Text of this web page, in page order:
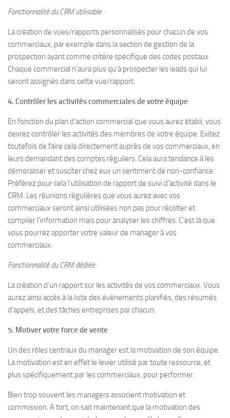
Fonctionnalité du CRM utilisable :
La création de vues/rapports personnalisés pour chacun de vos
commerciaux, par exemple dans la section de gestion de la
prospection ayant comme critère spécifique des codes postaux.
Chaque commercial n’aura plus qu’à prospecter les leads qui lui
seront assignés dans cette vue/rapport.
4. Contrôler les activités commerciales de votre équipe
En fonction du plan d’action commercial que vous aurez établi, vous
devrez contrôler les activités des membres de votre équipe. Evitez
toutefois de faire cela directement auprès de vos commerciaux, en
leurs demandant des comptes réguliers. Cela aura tendance à les
démoraliser et susciter chez eux un sentiment de non-confiance.
Préférez pour cela l’utilisation de rapport de suivi d’activité dans le
CRM. Les réunions régulières que vous aurez avec vos
commerciaux seront ainsi utilisées non pas pour récolter et
compiler l’information mais pour analyser les chiffres. C’est là que
vous pourrez apporter votre valeur de manager à vos
commerciaux.
Fonctionnalité du CRM dédiée:
La création d’un rapport sur les activités de vos commerciaux. Vous
aurez ainsi accès à la liste des événements planifiés, des résumés
d’appels, et des tâches entreprises par chacun.
5. Motiver votre force de vente
Un des rôles centraux du manager est la motivation de son équipe.
La motivation est en effet le levier utilisé par toute ressource, et
plus spécifiquement par les commerciaux, pour performer.
Bien trop souvent les managers associent motivation et
commission. A tort, on sait maintenant que la motivation des